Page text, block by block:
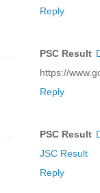
Reply
PSC Result
https://
Reply
PSC Result
JSC Result
Reply